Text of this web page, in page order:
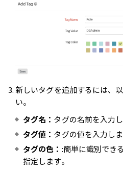
新しいタグを追加するには、
い。
タグ名： タグの名前を入力し
タグ値： タグの値を入力しま
タグの色： :簡単に識別でき
指定します。